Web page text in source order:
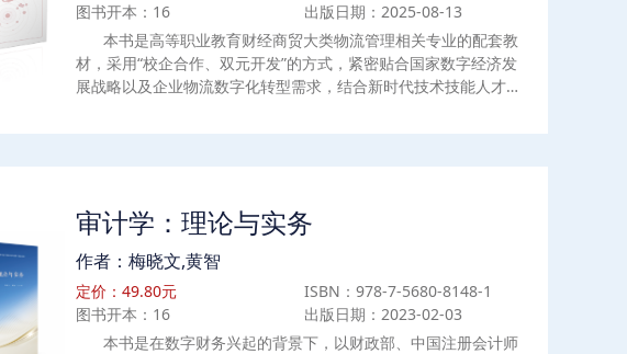
图书开本：16
出版日期：2025-08-13
本书是高等职业教育财经商贸大类物流管理相关专业的配套教
材，采用“校企合作、双元开发”的方式，紧密贴合国家数字经济发
展战略以及企业物流数字化转型需求，结合新时代技术技能人才培
通俗易懂，突出能力培养，可作为高职院校财经商贸类专业师生的
教材和参考用书，也可作为物流相关从业人员的培训教材或参考
书。
审计学：理论与实务
作者：梅晓文,黄智
定价：49.80元
ISBN：978-7-5680-8148-1
图书开本：16
出版日期：2023-02-03
本书是在数字财务兴起的背景下，以财政部、中国注册会计师